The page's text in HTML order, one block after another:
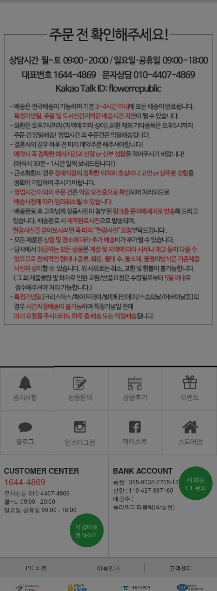
CUSTOMER CENTER
1644-4869
문자상담 010-4407-4869
월~토 09:00 - 20:00
일요일·공휴일 09:00 - 18:00
지금바로
전화하기
BANK ACCOUNT
농협 : 355-0032-7705-13
신한 : 110-427-887160
예금주 :
플라워리퍼블릭(박상현)
비회원
1:1 문의
PC 버전 이용안내 고객센터